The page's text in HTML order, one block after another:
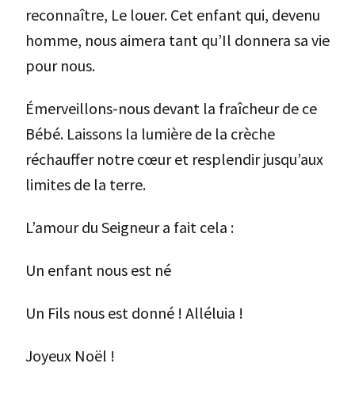
reconnaître, Le louer. Cet enfant qui, devenu
homme, nous aimera tant qu’Il donnera sa vie
pour nous.
Émerveillons-nous devant la fraîcheur de ce
Bébé. Laissons la lumière de la crèche
réchauffer notre cœur et resplendir jusqu’aux
limites de la terre.
L’amour du Seigneur a fait cela :
Un enfant nous est né
Un Fils nous est donné ! Alléluia !
Joyeux Noël !